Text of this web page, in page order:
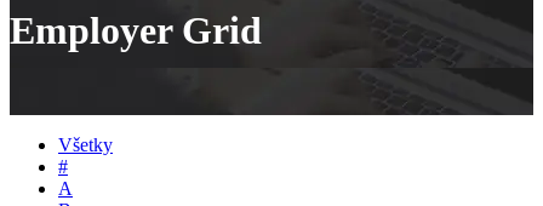
Employer Grid
Všetky
#
A